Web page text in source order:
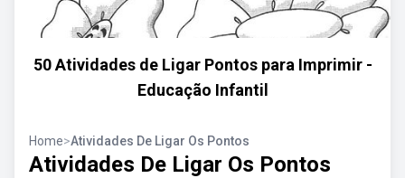
50 Atividades de Ligar Pontos para Imprimir -
Educação Infantil
Home>Atividades De Ligar Os Pontos
Atividades De Ligar Os Pontos